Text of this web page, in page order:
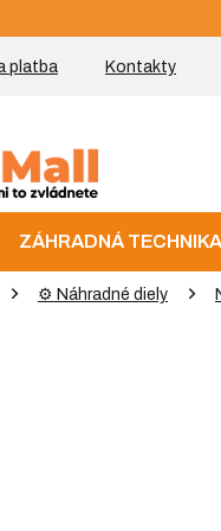
platba Kontakty
ZÁHRADNÁ TECHNIKA
⚙️ Náhradné diely